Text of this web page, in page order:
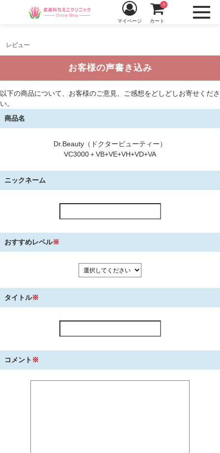
レビュー
マイページ カート
0
お客様の声書き込み
以下の商品について、お客様のご意見、ご感想をどしどしお寄せくださ
い。
商品名
Dr.Beauty（ドクタービューティー）
VC3000＋VB+VE+VH+VD+VA
ニックネーム
おすすめレベル※
タイトル※
コメント ※